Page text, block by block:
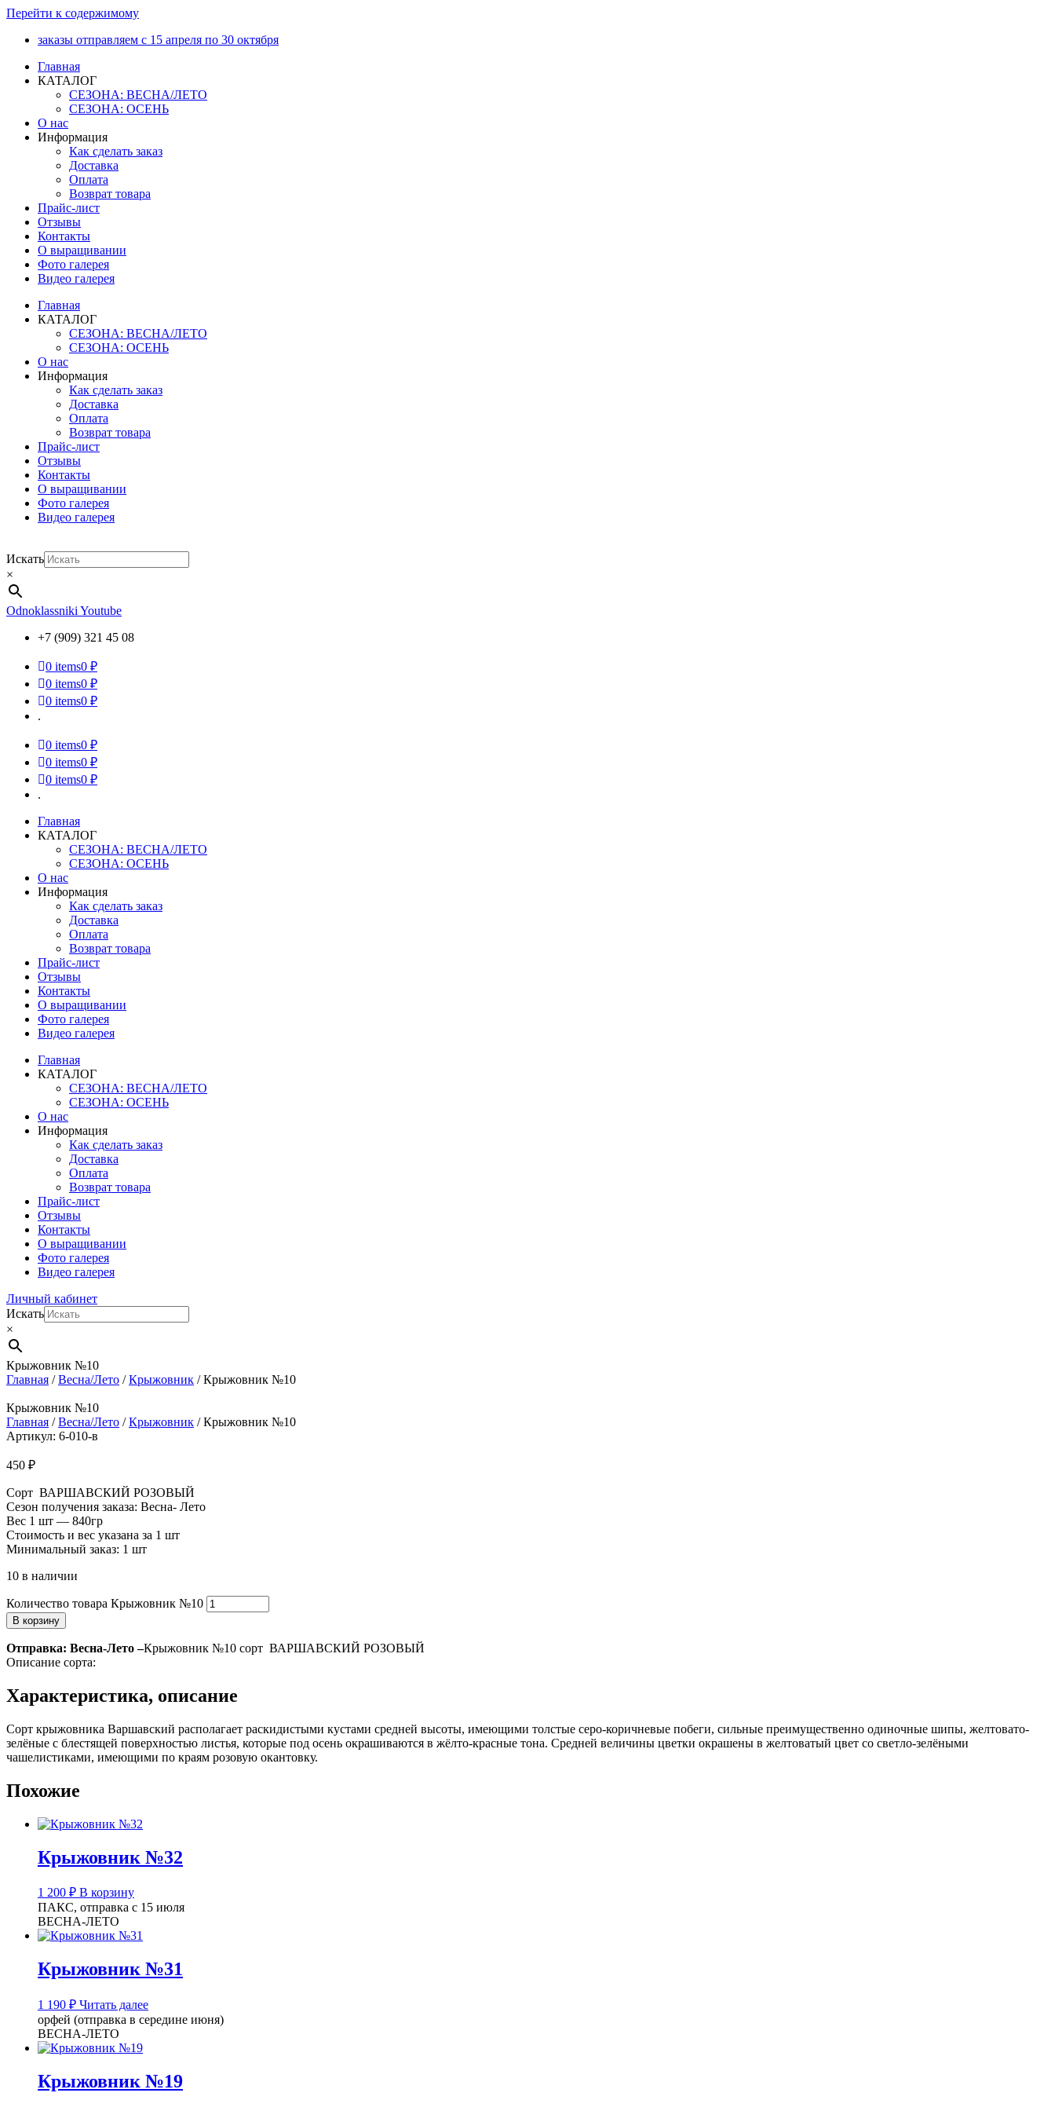
Перейти к содержимому
заказы отправляем с 15 апреля по 30 октября
Главная
КАТАЛОГ
СЕЗОНА: ВЕСНА/ЛЕТО
СЕЗОНА: ОСЕНЬ
О нас
Информация
Как сделать заказ
Доставка
Оплата
Возврат товара
Прайс-лист
Отзывы
Контакты
О выращивании
Фото галерея
Видео галерея
Главная
КАТАЛОГ
СЕЗОНА: ВЕСНА/ЛЕТО
СЕЗОНА: ОСЕНЬ
О нас
Информация
Как сделать заказ
Доставка
Оплата
Возврат товара
Прайс-лист
Отзывы
Контакты
О выращивании
Фото галерея
Видео галерея
Искать
×
Odnoklassniki Youtube
+7 (909) 321 45 08
0 items0 ₽
0 items0 ₽
0 items0 ₽
.
0 items0 ₽
0 items0 ₽
0 items0 ₽
.
Главная
КАТАЛОГ
СЕЗОНА: ВЕСНА/ЛЕТО
СЕЗОНА: ОСЕНЬ
О нас
Информация
Как сделать заказ
Доставка
Оплата
Возврат товара
Прайс-лист
Отзывы
Контакты
О выращивании
Фото галерея
Видео галерея
Главная
КАТАЛОГ
СЕЗОНА: ВЕСНА/ЛЕТО
СЕЗОНА: ОСЕНЬ
О нас
Информация
Как сделать заказ
Доставка
Оплата
Возврат товара
Прайс-лист
Отзывы
Контакты
О выращивании
Фото галерея
Видео галерея
Личный кабинет
Искать
×
Крыжовник №10
Главная /Весна/Лето /Крыжовник / Крыжовник №10
Крыжовник №10
Главная /Весна/Лето /Крыжовник / Крыжовник №10
Артикул: 6-010-в
450 ₽
Сорт ВАРШАВСКИЙ РОЗОВЫЙ
Сезон получения заказа: Весна- Лето
Вес 1 шт — 840гр
Стоимость и вес указана за 1 шт
Минимальный заказ: 1 шт
10 в наличии
Количество товара Крыжовник №10
В корзину
Отправка: Весна-Лето –Крыжовник №10 сорт ВАРШАВСКИЙ РОЗОВЫЙ
Описание сорта:
Характеристика, описание
Сорт крыжовника Варшавский располагает раскидистыми кустами средней высоты, имеющими толстые серо-коричневые побеги, сильные преимущественно одиночные шипы, желтовато-
зелёные с блестящей поверхностью листья, которые под осень окрашиваются в жёлто-красные тона. Средней величины цветки окрашены в желтоватый цвет со светло-зелёными
чашелистиками, имеющими по краям розовую окантовку.
Похожие
Крыжовник №32
1 200 ₽ В корзину
ПАКС, отправка с 15 июля
ВЕСНА-ЛЕТО
Крыжовник №31
1 190 ₽ Читать далее
орфей (отправка в середине июня)
ВЕСНА-ЛЕТО
Крыжовник №19